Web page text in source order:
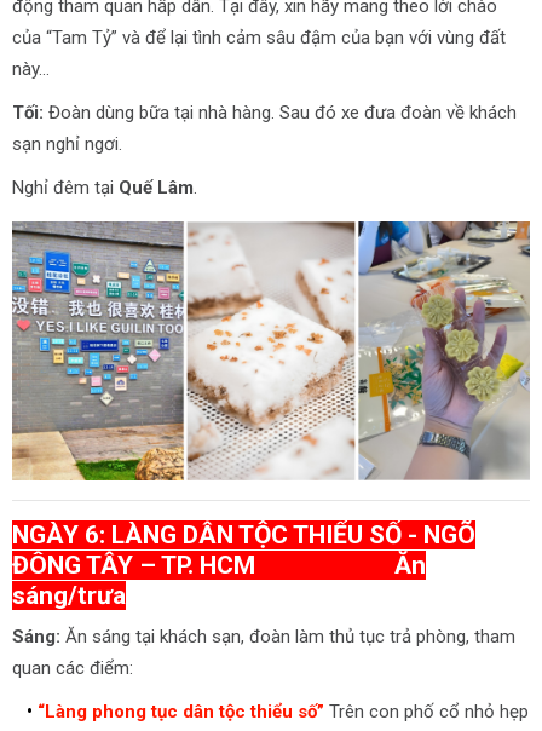
động tham quan hấp dẫn. Tại đây, xin hãy mang theo lời chào
của “Tam Tỷ” và để lại tình cảm sâu đậm của bạn với vùng đất
này…
Tối: Đoàn dùng bữa tại nhà hàng. Sau đó xe đưa đoàn về khách
sạn nghỉ ngơi.
Nghỉ đêm tại Quế Lâm.
NGÀY 6: LÀNG DÂN TỘC THIỂU SỐ - NGÕ
ĐÔNG TÂY – TP. HCM Ăn
sáng/trưa
Sáng: Ăn sáng tại khách sạn, đoàn làm thủ tục trả phòng, tham
quan các điểm:
• “Làng phong tục dân tộc thiểu số” Trên con phố cổ nhỏ hẹp